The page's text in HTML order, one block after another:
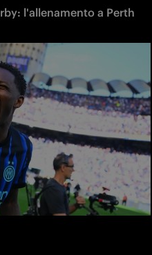
l'allenamento a Perth